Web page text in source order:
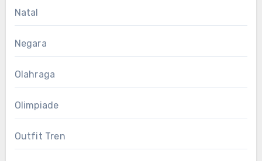
Natal
Negara
Olahraga
Olimpiade
Outfit Tren